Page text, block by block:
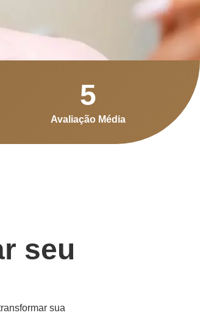
Avaliação Média
5
seu
sua